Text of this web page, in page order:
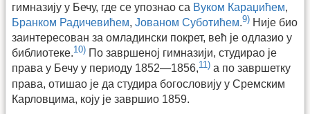
гимназију у Бечу, где се упознао са Вуком Караџићем,
Бранком Радичевићем, Јованом Суботићем.9) Није био
заинтересован за омладински покрет, већ је одлазио у
библиотеке.10) По завршеној гимназији, студирао је
права у Бечу у периоду 1852—1856,11) а по завршетку
права, отишао је да студира богословију у Сремским
Карловцима, коју је завршио 1859.